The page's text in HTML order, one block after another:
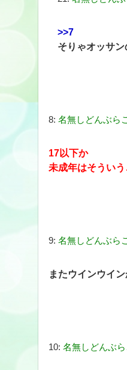
>>7
そりゃオッサ
8: 名無しどんぶらこ
17以下か
未成年はそうい
9: 名無しどんぶらこ
またウインウイン
10: 名無しどんぶら